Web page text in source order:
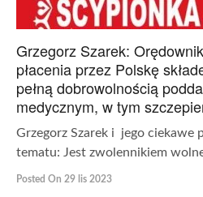
Grzegorz Szarek:
płacenia przez Polskę
pełną dobrowolnością
medycznym, w tym
Grzegorz Szarek i jego ciekawe
tematu: Jest zwolennikiem
Posted On 29 lis 2023